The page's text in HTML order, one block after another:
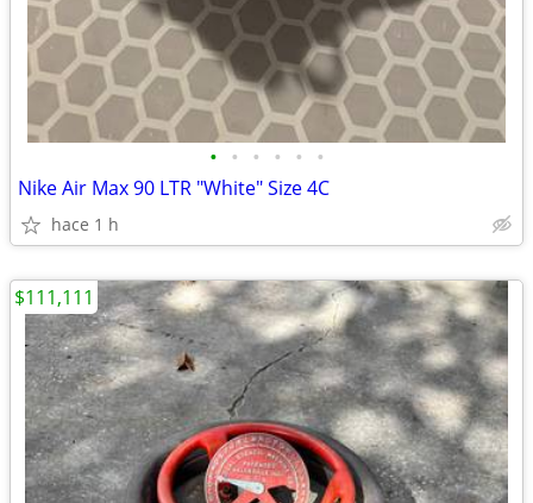
• • • • • •
Nike Air Max 90 LTR "White" Size 4C
hace 1 h
$111,111